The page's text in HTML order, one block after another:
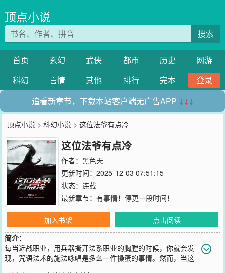
顶点小说
搜索
首页 玄幻 武侠 都市 历史
网游
科幻
言情 其他 排行 完本
登录
追看新章节，下载本站客户端无广告APP ↓↓↓
顶点小说 >科幻小说 > 这位法爷有点冷
这位法爷有点冷
作者： 黑色天
更新时间：2025-12-03 07:51:15
状态：连载
最新章节： 有事情！停更一段时间！
加入书架
点击阅读
简介：
每当近战职业，用兵器撕开法系职业的胸膛的时候，你就会发
现，咒语法术的施法咏唱是多么一件操蛋的事情。然而，当这